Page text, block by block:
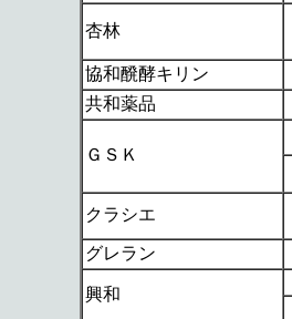
杏林
協和醗酵キリン
共和薬品
ＧＳＫ
クラシエ
グレラン
興和